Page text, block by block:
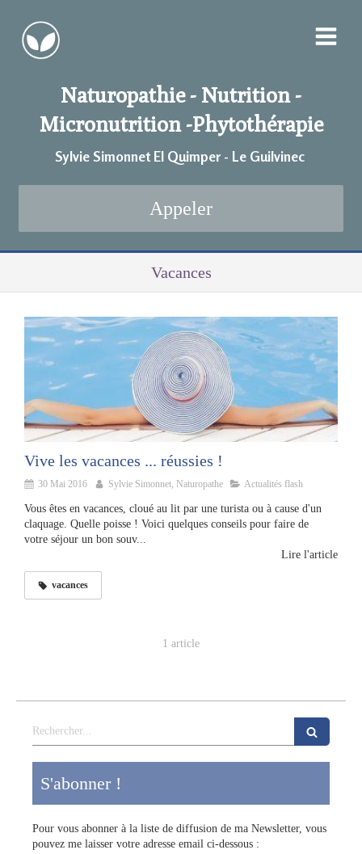
Naturopathie - Nutrition -
Micronutrition -Phytothérapie
Sylvie Simonnet EI Quimper - Le Guilvinec
Appeler
Vacances
Vive les vacances ... réussies !
30 Mai 2016 Sylvie Simonnet, Naturopathe Actualités flash
Vous êtes en vacances, cloué au lit par une turista ou à cause d'un
claquage. Quelle poisse ! Voici quelques conseils pour faire de
votre séjour un bon souv...
Lire l'article
vacances
1 article
Rechercher
S'abonner !
Pour vous abonner à la liste de diffusion de ma Newsletter, vous
pouvez me laisser votre adresse email ci-dessous :